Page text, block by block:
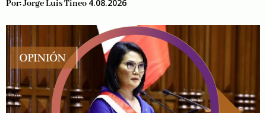
Por:Jorge Luis Tineo 4.08.2026